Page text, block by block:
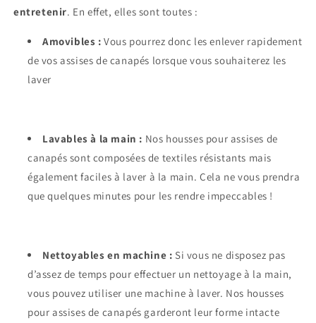
entretenir. En effet, elles sont toutes :
Amovibles : Vous pourrez donc les enlever rapidement
de vos assises de canapés lorsque vous souhaiterez les
laver
Lavables à la main : Nos housses pour assises de
canapés sont composées de textiles résistants mais
également faciles à laver à la main. Cela ne vous prendra
que quelques minutes pour les rendre impeccables !
Nettoyables en machine : Si vous ne disposez pas
d’assez de temps pour effectuer un nettoyage à la main,
vous pouvez utiliser une machine à laver. Nos housses
pour assises de canapés garderont leur forme intacte